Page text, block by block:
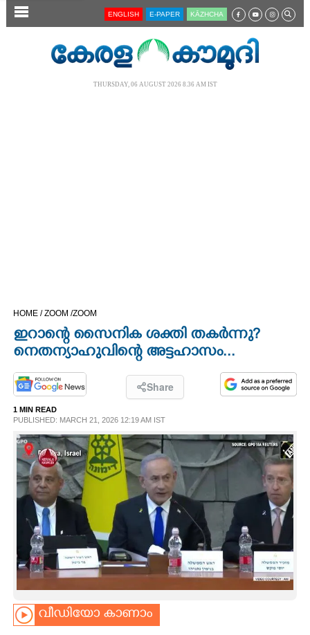
SECTIONS
LIFESTYLE
SPIRITUAL
INFO+
ART
ASTRO
ENGLISH E-PAPER KĀZHCHA
THURSDAY, 06 AUGUST 2026 8.36 AM IST
HOME /ZOOM /ZOOM
ഇറാന്റെ സൈനിക ശക്തി തകർന്നു?
നെതന്യാഹുവിന്റെ അട്ടഹാസം...
Share
1 MIN READ
PUBLISHED: MARCH 21, 2026 12:19 AM IST
വീഡിയോ കാണാം